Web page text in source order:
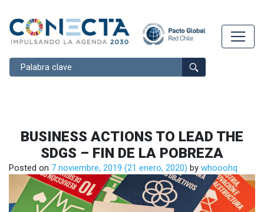
Buscar
BUSINESS ACTIONS TO LEAD THE
SDGS – FIN DE LA POBREZA
Posted on 7 noviembre, 2019 (21 enero, 2020) by whooohq